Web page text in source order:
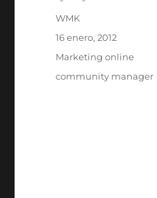
Autor
WMK
Publicado
16 enero, 2012
Categorías
Marketing online
Etiquetas
community manager